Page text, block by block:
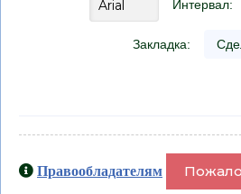
Интервал:
Закладка:
Правообладателям